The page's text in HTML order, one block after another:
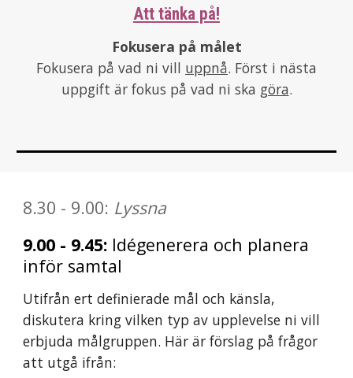
Att tänka på!
Fokusera på målet
Fokusera på vad ni vill uppnå. Först i nästa
uppgift är fokus på vad ni ska göra.
8.30 - 9.00: Lyssna
9.00 - 9.45: Idégenerera och planera
inför samtal
Utifrån ert definierade mål och känsla,
diskutera kring vilken typ av upplevelse ni vill
erbjuda målgruppen. Här är förslag på frågor
att utgå ifrån: